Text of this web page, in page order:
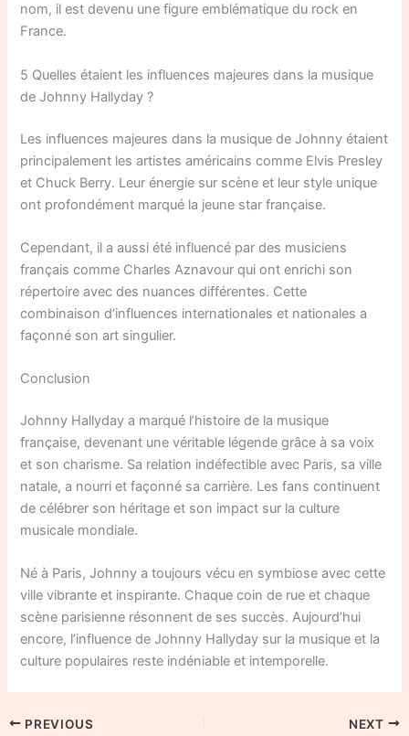
nom, il est devenu une figure emblématique du rock en
France.
5 Quelles étaient les influences majeures dans la musique
de Johnny Hallyday ?
Les influences majeures dans la musique de Johnny étaient
principalement les artistes américains comme Elvis Presley
et Chuck Berry. Leur énergie sur scène et leur style unique
ont profondément marqué la jeune star française.
Cependant, il a aussi été influencé par des musiciens
français comme Charles Aznavour qui ont enrichi son
répertoire avec des nuances différentes. Cette
combinaison d’influences internationales et nationales a
façonné son art singulier.
Conclusion
Johnny Hallyday a marqué l’histoire de la musique
française, devenant une véritable légende grâce à sa voix
et son charisme. Sa relation indéfectible avec Paris, sa ville
natale, a nourri et façonné sa carrière. Les fans continuent
de célébrer son héritage et son impact sur la culture
musicale mondiale.
Né à Paris, Johnny a toujours vécu en symbiose avec cette
ville vibrante et inspirante. Chaque coin de rue et chaque
scène parisienne résonnent de ses succès. Aujourd’hui
encore, l’influence de Johnny Hallyday sur la musique et la
culture populaires reste indéniable et intemporelle.
PREVIOUS NEXT